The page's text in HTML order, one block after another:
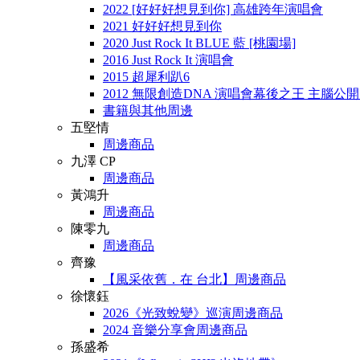
2022 [好好好想見到你] 高雄跨年演唱會
2021 好好好想見到你
2020 Just Rock It BLUE 藍 [桃園場]
2016 Just Rock It 演唱會
2015 超犀利趴6
2012 無限創造DNA 演唱會幕後之王 主腦公
書籍與其他周邊
五堅情
周邊商品
九澤 CP
周邊商品
黃鴻升
周邊商品
陳零九
周邊商品
齊豫
【風采依舊．在 台北】周邊商品
徐懷鈺
2026《光致蛻變》巡演周邊商品
2024 音樂分享會周邊商品
孫盛希